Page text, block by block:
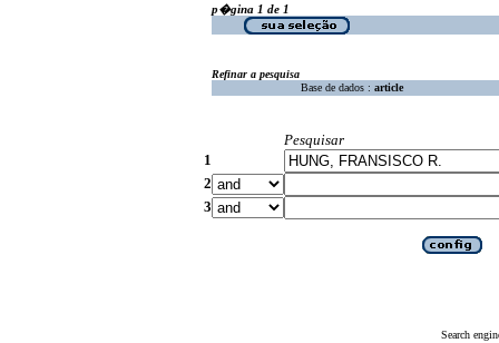
p�gina 1 de 1
Refinar a pesquisa
Base de dados : article
Pesquisar
1
2
3
Search